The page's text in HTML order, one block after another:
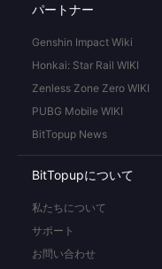
パートナー
Genshin Impact Wiki
Honkai: Star Rail WIKI
Zenless Zone Zero WIKI
PUBG Mobile WIKI
BitTopup News
BitTopupについて
私たちについて
サポート
お問い合わせ